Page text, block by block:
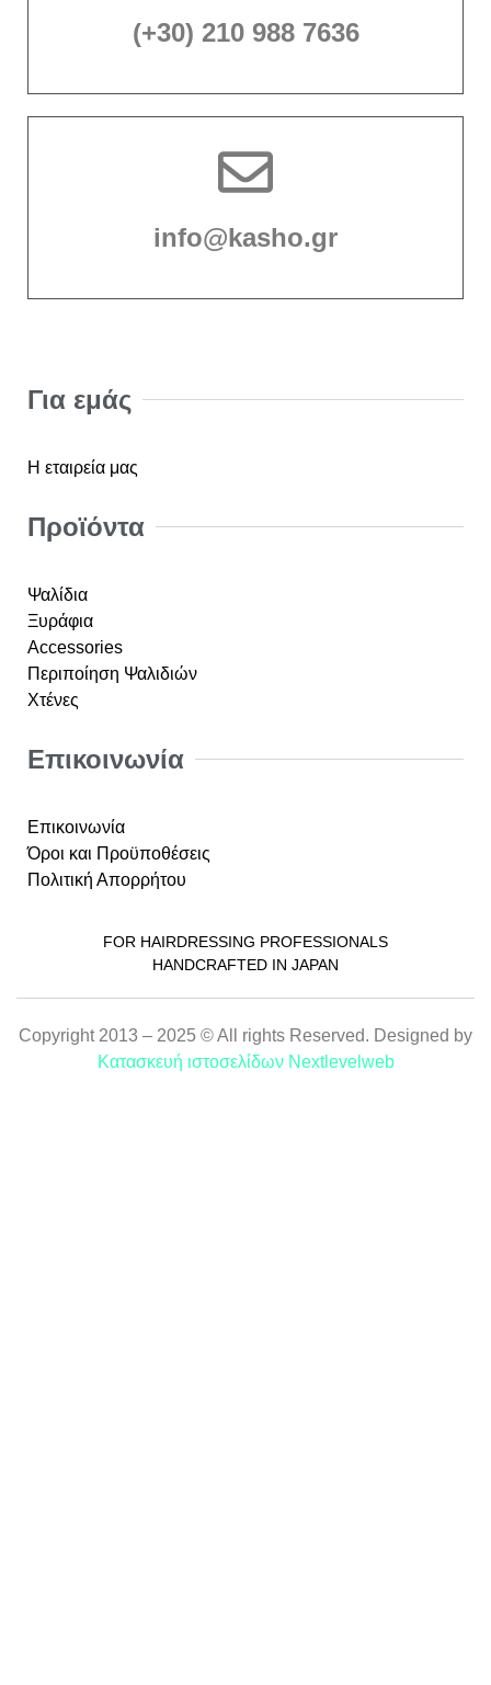
(+30) 210 988 7636
info@kasho.gr
Για εμάς
Η εταιρεία μας
Προϊόντα
Ψαλίδια
Ξυράφια
Accessories
Περιποίηση Ψαλιδιών
Χτένες
Επικοινωνία
Επικοινωνία
Όροι και Προϋποθέσεις
Πολιτική Απορρήτου
FOR HAIRDRESSING PROFESSIONALS
HANDCRAFTED IN JAPAN
Copyright 2013 – 2025 © All rights Reserved. Designed by
Κατασκευή ιστοσελίδων Nextlevelweb